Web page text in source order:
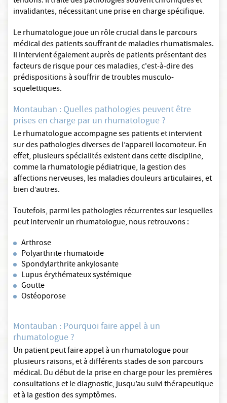
invalidantes, nécessitant une prise en charge spécifique.
Le rhumatologue joue un rôle crucial dans le parcours
médical des patients souffrant de maladies rhumatismales.
Il intervient également auprès de patients présentant des
facteurs de risque pour ces maladies, c'est-à-dire des
prédispositions à souffrir de troubles musculo-
squelettiques.
Montauban : Quelles pathologies peuvent être
prises en charge par un rhumatologue ?
Le rhumatologue accompagne ses patients et intervient
sur des pathologies diverses de l’appareil locomoteur. En
effet, plusieurs spécialités existent dans cette discipline,
comme la rhumatologie pédiatrique, la gestion des
affections nerveuses, les maladies douleurs articulaires, et
bien d’autres.
Toutefois, parmi les pathologies récurrentes sur lesquelles
peut intervenir un rhumatologue, nous retrouvons :
Arthrose
Polyarthrite rhumatoïde
Spondylarthrite ankylosante
Lupus érythémateux systémique
Goutte
Ostéoporose
Montauban : Pourquoi faire appel à un
rhumatologue ?
Un patient peut faire appel à un rhumatologue pour
plusieurs raisons, et à différents stades de son parcours
médical. Du début de la prise en charge pour les premières
consultations et le diagnostic, jusqu’au suivi thérapeutique
et à la gestion des symptômes.